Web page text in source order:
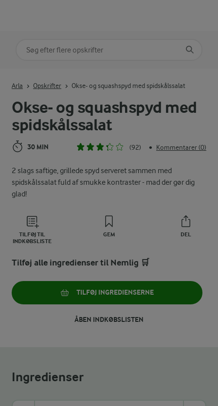
Okse- og squashspyd med
spidskålssalat
30 MIN (92) • Kommentarer (0)
2 slags saftige, grillede spyd serveret sammen med
spidskålssalat fuld af smukke kontraster - mad der gør dig
glad!
TILFØJ TIL
INDKØBSLISTE
GEM DEL
Arla Opskrifter Okse- og squashspyd med spidskålssalat
Tilføj alle ingredienser til Nemlig 🛒
TILFØJ INGREDIENSERNE
ÅBEN INDKØBSLISTEN
Ingredienser
Søg på kategori